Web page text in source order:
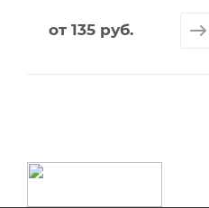
от 135 руб.